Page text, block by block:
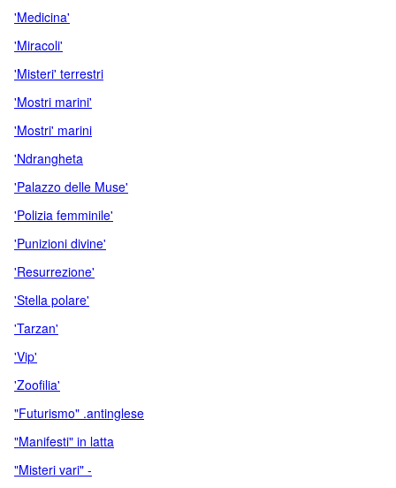
'Medicina'
'Miracoli'
'Misteri' terrestri
'Mostri marini'
'Mostri' marini
'Ndrangheta
'Palazzo delle Muse'
'Polizia femminile'
'Punizioni divine'
'Resurrezione'
'Stella polare'
'Tarzan'
'Vip'
'Zoofilia'
"Futurismo" .antinglese
"Manifesti" in latta
"Misteri vari" -